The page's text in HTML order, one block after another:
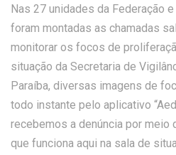
Nas 27 unidades da Federação
foram montadas as chamadas
monitorar os focos de
situação da Secretaria de
Paraíba, diversas imagens de
todo instante pelo aplicativo
recebemos a denúncia por meio
que funciona aqui na sala de